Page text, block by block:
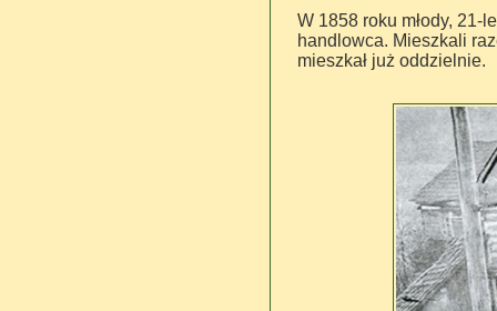
W 1858 roku młody, 21-
handlowca. Mieszkali
mieszkał już oddzielnie.